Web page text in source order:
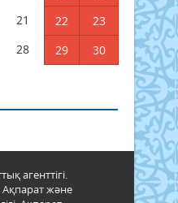
21 22
23
28 29
30
агенттігі.
Ақпарат және